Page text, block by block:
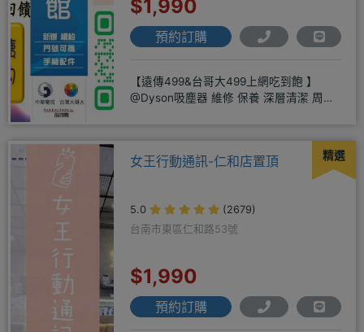
$1,990
預約訂購
【遠傳499&台哥大499上網吃到飽 】
@Dyson吸塵器 維修 保養 深層清潔 周邊
精選
女王行動通訊-仁和店置頂
5.0
(2679)
台南市東區仁和路53號
$1,990
預約訂購